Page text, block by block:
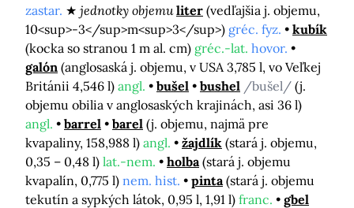
zastar.
jednotky objemu liter (vedľajšia j. objemu,
10<sup>-3</sup>m<sup>3</sup>) gréc. fyz.
kubík
(kocka so stranou 1 m al. cm) gréc.-lat. hovor.
galón (anglosaská j. objemu, v USA 3,785 l, vo Veľkej
Británii 4,546 l) angl. bušel bushel /bušel/ (j.
objemu obilia v anglosaských krajinách, asi 36 l)
angl.
barrel barel (j. objemu, najmä pre
kvapaliny, 158,988 l) angl. žajdlík (stará j. objemu,
0,35 – 0,48 l) lat.-nem. holba (stará j. objemu
kvapalín, 0,775 l) nem. hist. pinta (stará j. objemu
tekutín a sypkých látok, 0,95 l, 1,91 l) franc.
gbel